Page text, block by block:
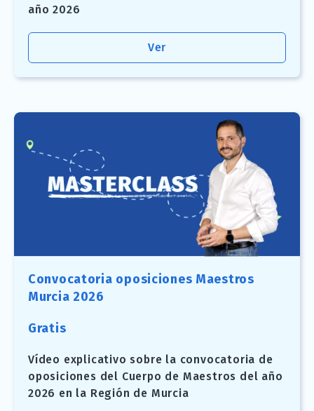
año 2026
Ver
Convocatoria oposiciones Maestros
Murcia 2026
Gratis
Vídeo explicativo sobre la convocatoria de
oposiciones del Cuerpo de Maestros del año
2026 en la Región de Murcia